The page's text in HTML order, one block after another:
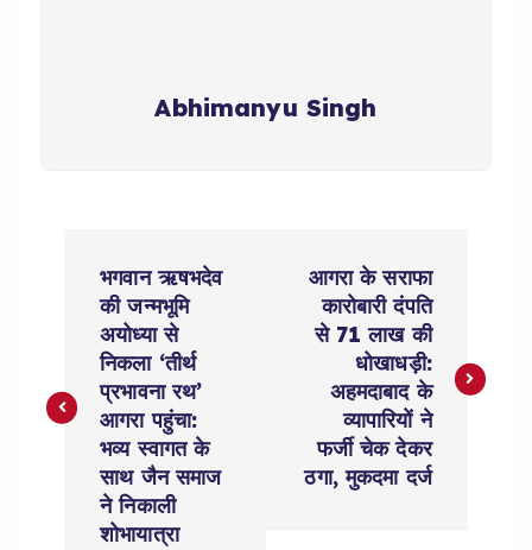
Abhimanyu Singh
t
भगवान ऋषभदेव
की जन्मभूमि
अयोध्या से
निकला ‘तीर्थ
प्रभावना रथ’
आगरा पहुंचा:
भव्य स्वागत के
साथ जैन समाज
ने निकाली
शोभायात्रा
आगरा के सराफा
कारोबारी दंपति
से 71 लाख की
धोखाधड़ी:
अहमदाबाद के
व्यापारियों ने
फर्जी चेक देकर
ठगा, मुकदमा दर्ज